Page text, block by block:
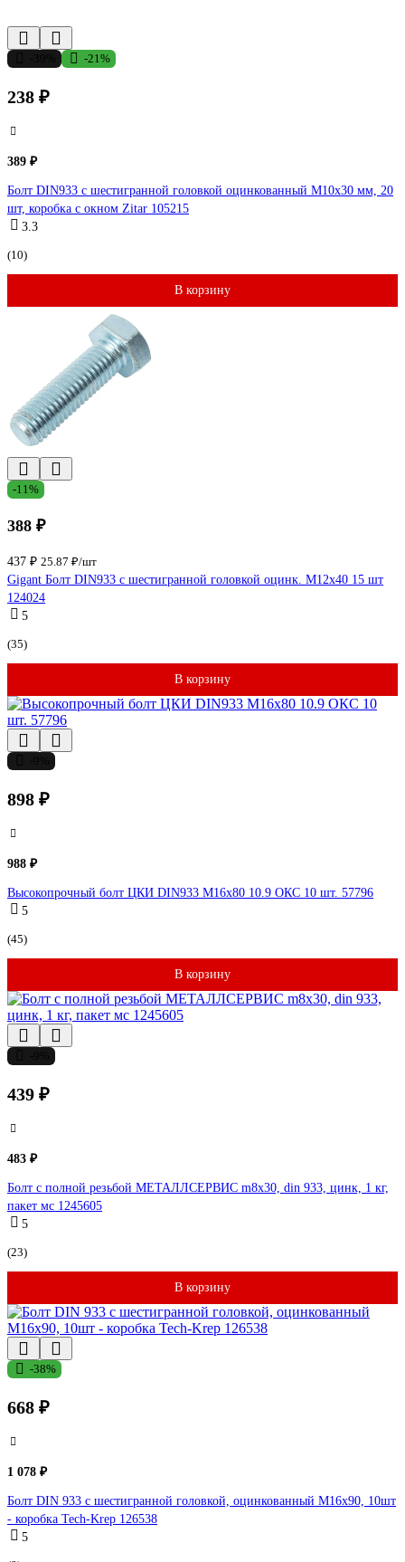
-21%
238 ₽
389 ₽
Болт DIN933 с шестигранной головкой оцинкованный М10x30 мм, 20
шт, коробка с окном Zitar 105215
3.3
(10)
В корзину
-11%
388 ₽
437 ₽ 25.87 ₽/шт
Gigant Болт DIN933 с шестигранной головкой оцинк. М12x40 15 шт
124024
5
(35)
В корзину
898 ₽
988 ₽
Высокопрочный болт ЦКИ DIN933 М16х80 10.9 ОКС 10 шт. 57796
5
(45)
В корзину
439 ₽
483 ₽
Болт с полной резьбой МЕТАЛЛСЕРВИС m8x30, din 933, цинк, 1 кг,
пакет мс 1245605
5
(23)
В корзину
-38%
668 ₽
1 078 ₽
Болт DIN 933 с шестигранной головкой, оцинкованный М16х90, 10шт
- коробка Tech-Krep 126538
5